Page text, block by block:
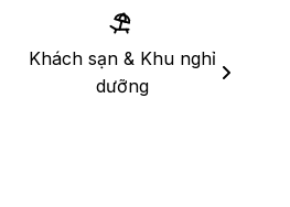
Khách sạn & Khu nghỉ
dưỡng